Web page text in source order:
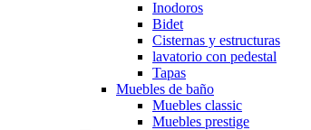
Inodoros
Bidet
Cisternas y estructuras
lavatorio con pedestal
Tapas
Muebles de baño
Muebles classic
Muebles prestige